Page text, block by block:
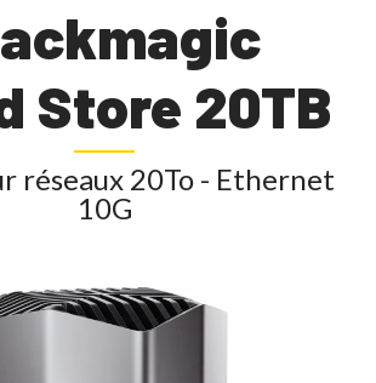
Store 20TB
réseaux 20To - Ethernet
10G